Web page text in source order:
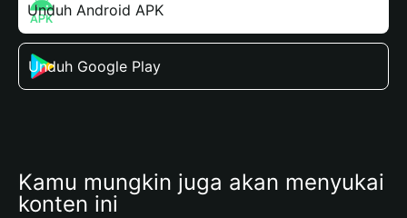
Unduh Android APK
Unduh Google Play
Kamu mungkin juga akan menyukai
konten ini